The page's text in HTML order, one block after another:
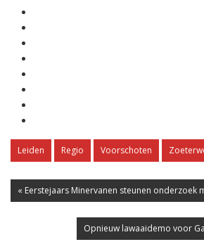
Leiden Regio Voorschoten
« Eerstejaars Minervanen steunen onderzoek
Opnieuw lawaaidemo voor